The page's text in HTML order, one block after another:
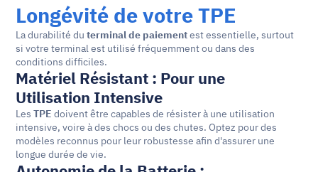
Longévité de votre TPE
La durabilité du terminal de paiement est essentielle, surtout
si votre terminal est utilisé fréquemment ou dans des
conditions difficiles.
Matériel Résistant : Pour une
Utilisation Intensive
Les TPE doivent être capables de résister à une utilisation
intensive, voire à des chocs ou des chutes. Optez pour des
modèles reconnus pour leur robustesse afin d'assurer une
longue durée de vie.